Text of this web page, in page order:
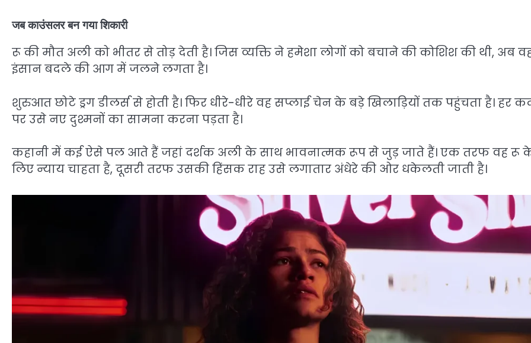
जब काउंसलर बन गया शिकारी
रू की मौत अली को भीतर से तोड़ देती है। जिस व्यक्ति ने हमेशा लोगों को बचाने की कोशिश की थी, अब
इंसान बदले की आग में जलने लगता है।
शुरुआत छोटे ड्रग डीलर्स से होती है। फिर धीरे-धीरे वह सप्लाई चेन के बड़े खिलाड़ियों तक पहुंचता है। हर
पर उसे नए दुश्मनों का सामना करना पड़ता है।
कहानी में कई ऐसे पल आते हैं जहां दर्शक अली के साथ भावनात्मक रूप से जुड़ जाते हैं। एक तरफ वह रू
लिए न्याय चाहता है, दूसरी तरफ उसकी हिंसक राह उसे लगातार अंधेरे की ओर धकेलती जाती है।